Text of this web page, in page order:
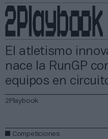
El atletismo
nace la RunGP
equipos en
2Playbook
Competiciones